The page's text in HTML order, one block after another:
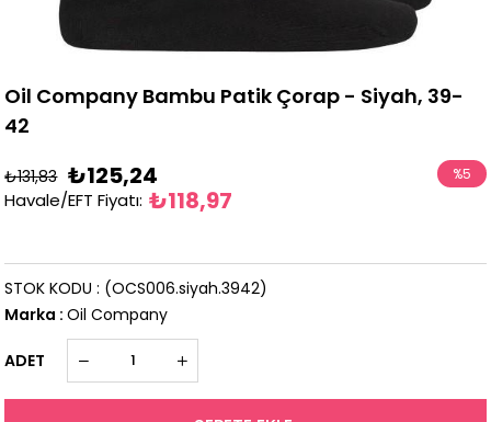
Oil Company Bambu Patik Çorap - Siyah, 39-
42
₺131,83 ₺125,24
Havale/EFT Fiyatı: ₺118,97
%5
(OCS006.siyah.3942)
STOK KODU
Marka : Oil Company
ADET